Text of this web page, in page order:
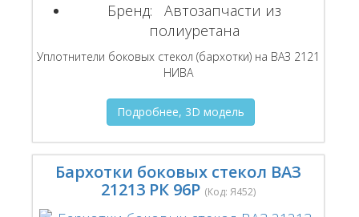
Бренд:
Автозапчасти из
полиуретана
Уплотнители боковых стекол (бархотки) на ВАЗ 2121
НИВА
Подробнее, 3D модель
Бархотки боковых стекол ВАЗ
21213 РК 96Р (Код:Я452)